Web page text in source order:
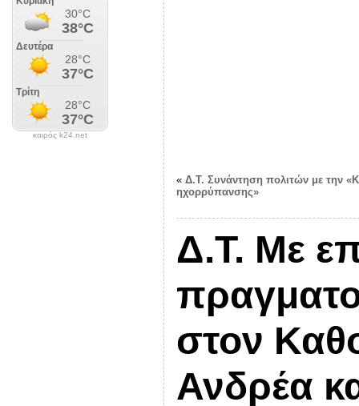
καιρός k24.net
« Δ.Τ. Συνάντηση πολιτών με την
ηχορρύπανσης»
Δ.Τ. Με
στον
Ανδρέα